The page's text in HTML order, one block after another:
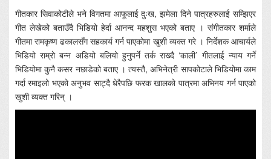
गीतकार सिवाकोटीले भने विगतमा आफूलाई दुःख, झमेला दिने पात्रहरुलाई सम्झिएर
गीत लेखेको बताउँदै भिडियो हेर्दा आनन्द महशुस भएको बताए । संगीतकार शर्माले
गीतमा रामकृष्ण ढकालसँग सहकार्य गर्न पाएकोमा खुशी व्यक्त गरे । निर्देशक आचार्यले
भिडियो राम्रो बन्न अडियो बलियो हुनुपर्ने तर्क राख्दै ‘काली’ गीतलाई न्याय गर्ने
भिडियोमा कुनै कसर नछाडेको बताए । त्यस्तै, अभिनेत्री सापकोटाले भिडियोमा काम
गर्दा रमाइलो भएको अनुभव साट्दै धेरैपछि फरक खालको पात्रमा अभिनय गर्न पाएको
खुशी व्यक्त गरिन् ।